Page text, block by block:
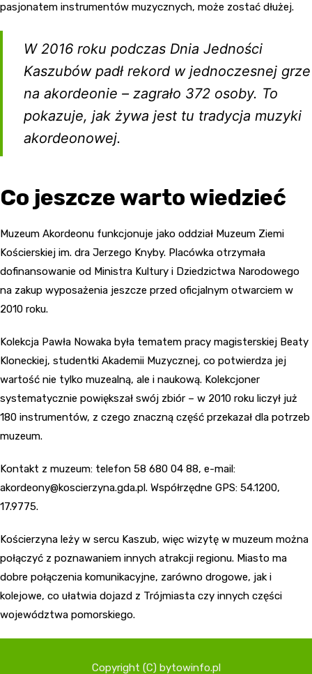
pasjonatem instrumentów muzycznych, może zostać dłużej.
W 2016 roku podczas Dnia Jedności
Kaszubów padł rekord w jednoczesnej grze
na akordeonie – zagrało 372 osoby. To
pokazuje, jak żywa jest tu tradycja muzyki
akordeonowej.
Co jeszcze warto wiedzieć
Muzeum Akordeonu funkcjonuje jako oddział Muzeum Ziemi
Kościerskiej im. dra Jerzego Knyby. Placówka otrzymała
dofinansowanie od Ministra Kultury i Dziedzictwa Narodowego
na zakup wyposażenia jeszcze przed oficjalnym otwarciem w
2010 roku.
Kolekcja Pawła Nowaka była tematem pracy magisterskiej Beaty
Kloneckiej, studentki Akademii Muzycznej, co potwierdza jej
wartość nie tylko muzealną, ale i naukową. Kolekcjoner
systematycznie powiększał swój zbiór – w 2010 roku liczył już
180 instrumentów, z czego znaczną część przekazał dla potrzeb
muzeum.
Kontakt z muzeum: telefon 58 680 04 88, e-mail:
akordeony@koscierzyna.gda.pl. Współrzędne GPS: 54.1200,
17.9775.
Kościerzyna leży w sercu Kaszub, więc wizytę w muzeum można
połączyć z poznawaniem innych atrakcji regionu. Miasto ma
dobre połączenia komunikacyjne, zarówno drogowe, jak i
kolejowe, co ułatwia dojazd z Trójmiasta czy innych części
województwa pomorskiego.
Copyright (C) bytowinfo.pl